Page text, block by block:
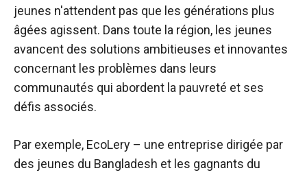
jeunes n'attendent pas que les générations plus
âgées agissent. Dans toute la région, les jeunes
avancent des solutions ambitieuses et innovantes
concernant les problèmes dans leurs
communautés qui abordent la pauvreté et ses
défis associés.
Par exemple, EcoLery – une entreprise dirigée par
des jeunes du Bangladesh et les gagnants du